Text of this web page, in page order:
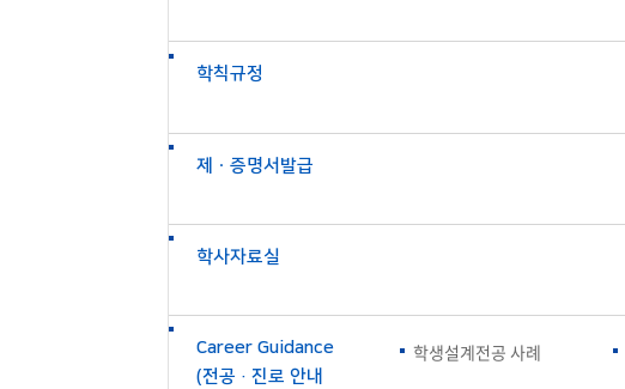
학칙규정
제ㆍ증명서발급
학사자료실
Career Guidance
(전공·진로 안내
학생설계전공 사례